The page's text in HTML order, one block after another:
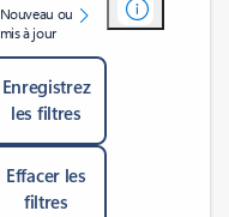
Nouveau ou
mis à jour
Enregistrez
les filtres
Effacer les
filtres